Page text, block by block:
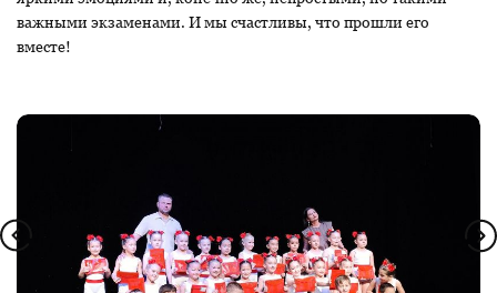
важными экзаменами. И мы счастливы, что прошли его
вместе!